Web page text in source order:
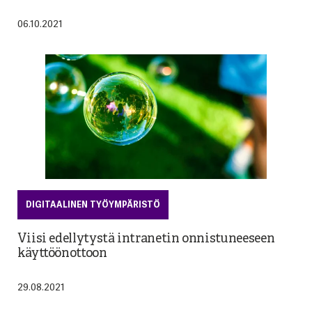
06.10.2021
DIGITAALINEN TYÖYMPÄRISTÖ
Viisi edellytystä intranetin onnistuneeseen
käyttöönottoon
29.08.2021